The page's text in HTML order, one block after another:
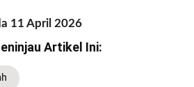
11 April 2026
Artikel Ini: